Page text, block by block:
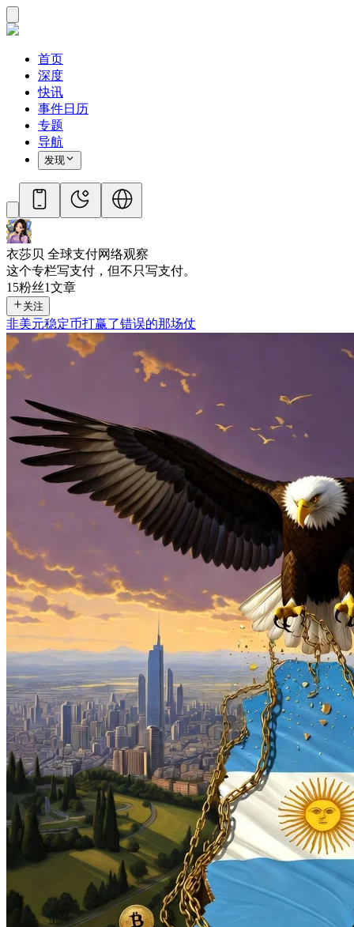
首页
深度
快讯
事件日历
专题
导航
发现
衣莎贝 全球支付网络观察
这个专栏写支付，但不只写支付。
15粉丝1文章
关注
非美元稳定币打赢了错误的那场仗